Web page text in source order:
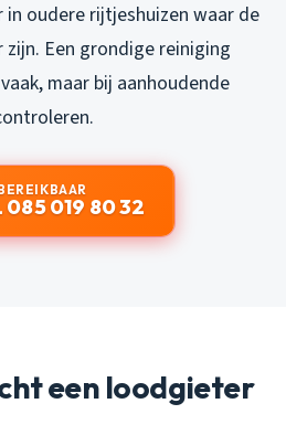
oudere rijtjeshuizen waar de
Een grondige reiniging
maar bij aanhoudende
085 019 80 32
een loodgieter